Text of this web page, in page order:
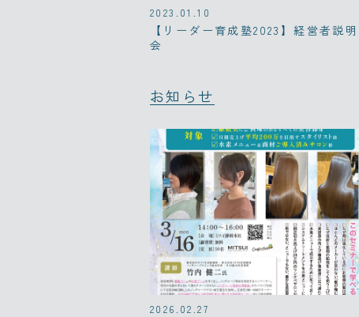
2023.01.10
【リーダー育成塾2023】経営者説明
会
お知らせ
2026.02.27